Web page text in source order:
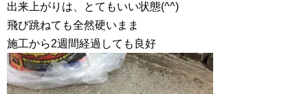
出来上がりは、とてもいい状態(^^)
飛び跳ねても全然硬いまま
施工から2週間経過しても良好